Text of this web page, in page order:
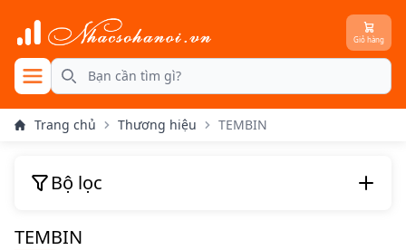
Search
Giỏ hàng
menu
Trang chủ Thương hiệu TEMBIN
Bộ lọc
TEMBIN